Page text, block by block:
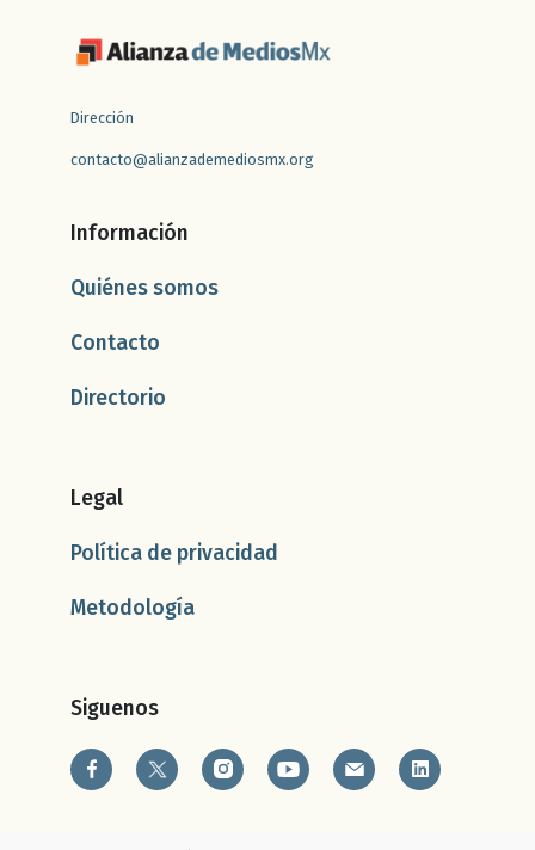
Dirección
contacto@alianzademediosmx.org
Información
Quiénes somos
Contacto
Directorio
Legal
Política de privacidad
Metodología
Siguenos